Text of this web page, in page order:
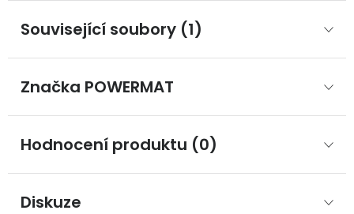
Související soubory (1)
Značka POWERMAT
Hodnocení produktu (0)
Diskuze